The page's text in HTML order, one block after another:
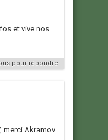
et vive nos
pour répondre
merci Akramov